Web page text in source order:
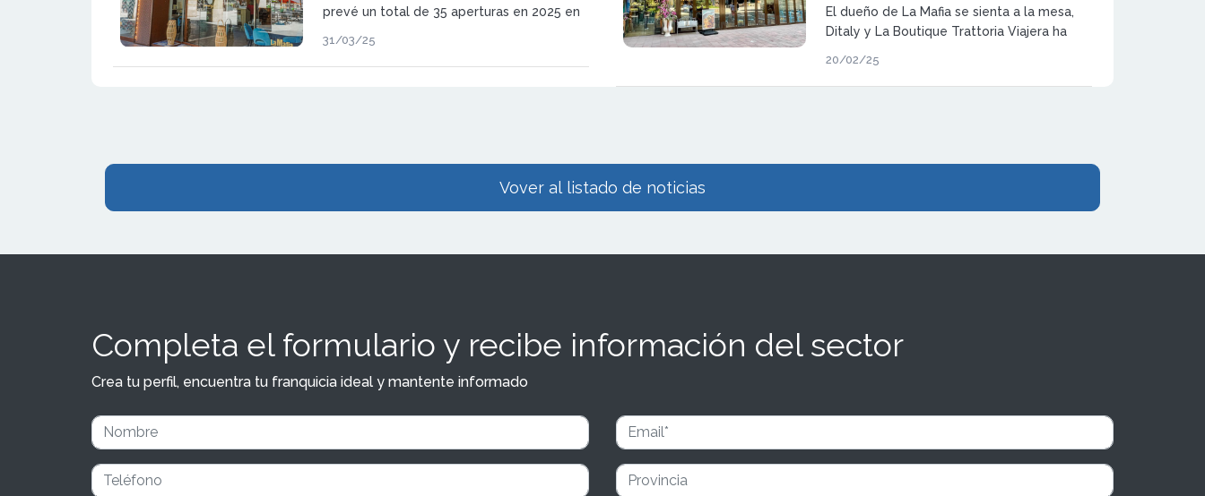
prevé un total de 35 aperturas en 2025 en
plan estratégico
31/03/25
El dueño de La Mafia se sienta a la mesa,
Ditaly y La Boutique Trattoria Viajera ha
marcas y espera 35 nuevas aperturas en
2025
20/02/25
Vover al listado de noticias
Completa el formulario y recibe información del sector
Crea tu perfil, encuentra tu franquicia ideal y mantente informado